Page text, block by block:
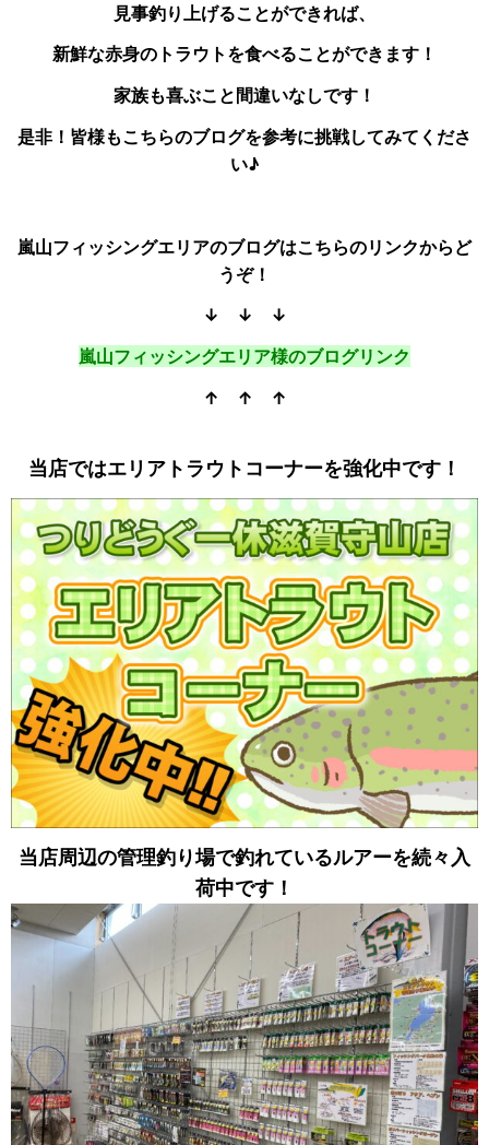
見事釣り上げることができれば、
新鮮な赤身のトラウトを食べることができます！
家族も喜ぶこと間違いなしです！
是非！皆様もこちらのブログを参考に挑戦してみてくださ
い♪
嵐山フィッシングエリアのブログはこちらのリンクからど
うぞ！
↓ ↓ ↓
嵐山フィッシングエリア様のブログリンク
↑ ↑ ↑
当店ではエリアトラウトコーナーを強化中です！
当店周辺の管理釣り場で釣れているルアーを続々入
荷中です！